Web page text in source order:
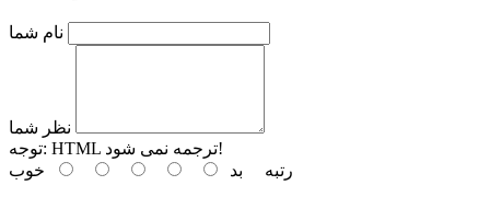
نام شما
نظر شما
توجه:
HTML ترجمه نمی شود!
رتبه بد خوب